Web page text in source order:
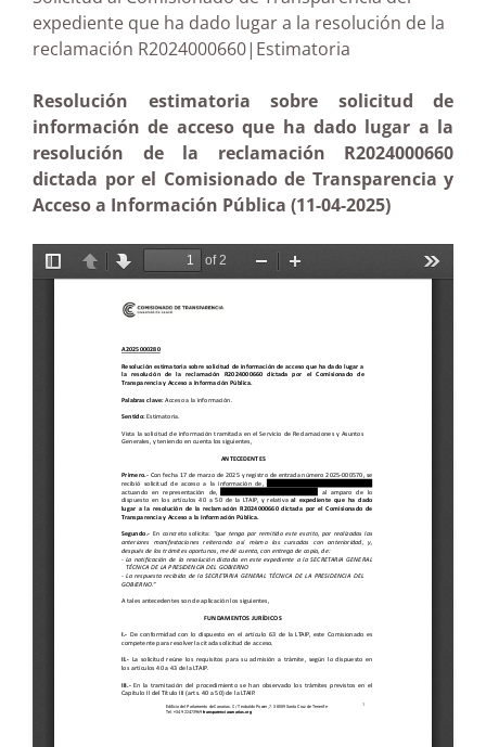
expediente que ha dado lugar a la resolución de la
reclamación R2024000660|Estimatoria
Resolución estimatoria sobre solicitud de
información de acceso que ha dado lugar a la
resolución de la reclamación R2024000660
dictada por el Comisionado de Transparencia y
Acceso a Información Pública (11-04-2025)